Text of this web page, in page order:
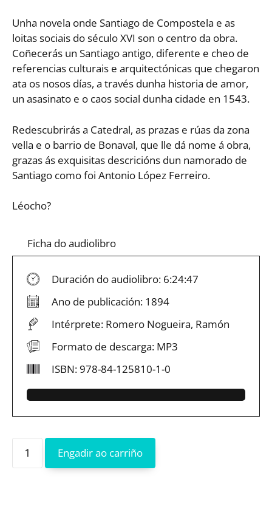
Unha novela onde Santiago de Compostela e as
loitas sociais do século XVI son o centro da obra.
Coñecerás un Santiago antigo, diferente e cheo de
referencias culturais e arquitectónicas que chegaron
ata os nosos días, a través dunha historia de amor,
un asasinato e o caos social dunha cidade en 1543.
Redescubrirás a Catedral, as prazas e rúas da zona
vella e o barrio de Bonaval, que lle dá nome á obra,
grazas ás exquisitas descricións dun namorado de
Santiago como foi Antonio López Ferreiro.
Léocho?
Ficha do audiolibro
Duración do audiolibro: 6:24:47
Ano de publicación: 1894
Intérprete: Romero Nogueira, Ramón
Formato de descarga: MP3
ISBN: 978-84-125810-1-0
Engadir ao carriño